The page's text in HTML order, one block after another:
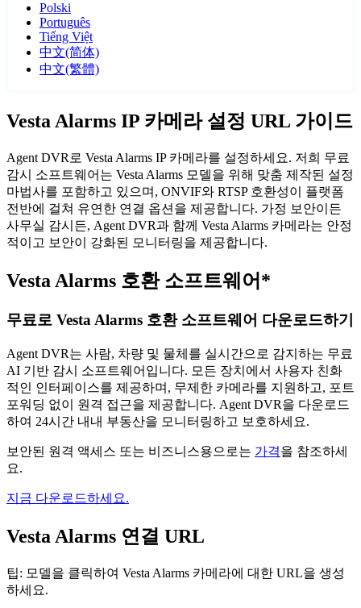
Polski
Português
Tiếng Việt
中文(简体)
中文(繁體)
Vesta Alarms IP 카메라 설정 URL 가이드
Agent DVR로 Vesta Alarms IP 카메라를 설정하세요. 저희 무료
감시 소프트웨어는 Vesta Alarms 모델을 위해 맞춤 제작된 설정
마법사를 포함하고 있으며, ONVIF와 RTSP 호환성이 플랫폼
전반에 걸쳐 유연한 연결 옵션을 제공합니다. 가정 보안이든
사무실 감시든, Agent DVR과 함께 Vesta Alarms 카메라는 안정
적이고 보안이 강화된 모니터링을 제공합니다.
Vesta Alarms 호환 소프트웨어*
무료로 Vesta Alarms 호환 소프트웨어 다운로드하기
Agent DVR는 사람, 차량 및 물체를 실시간으로 감지하는 무료
AI 기반 감시 소프트웨어입니다. 모든 장치에서 사용자 친화
적인 인터페이스를 제공하며, 무제한 카메라를 지원하고, 포트
포워딩 없이 원격 접근을 제공합니다. Agent DVR을 다운로드
하여 24시간 내내 부동산을 모니터링하고 보호하세요.
보안된 원격 액세스 또는 비즈니스용으로는 가격을 참조하세
요.
지금 다운로드하세요.
Vesta Alarms 연결 URL
팁: 모델을 클릭하여 Vesta Alarms 카메라에 대한 URL을 생성
하세요.